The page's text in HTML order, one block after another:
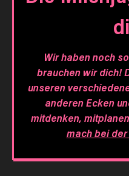
Wir haben noch
brauchen wir dich!
unseren
anderen Ecken
mitdenken,
mach bei